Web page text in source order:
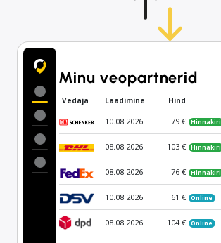
Minu veopartnerid
Vedaja Laadimine Hind
10.08.2026 79 € Hinnakiri
08.08.2026 103 € Hinnakiri
08.08.2026 76 € Hinnakiri
10.08.2026 61 € Online
08.08.2026 104 € Online